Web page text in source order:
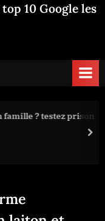
10 Google les
? testez prison